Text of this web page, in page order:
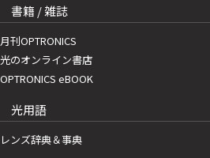
書籍 / 雑誌
月刊OPTRONICS
光のオンライン書店
OPTRONICS eBOOK
光用語
レンズ辞典＆事典